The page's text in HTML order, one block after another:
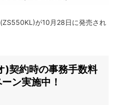
が10月28日に発売され
)契約時の事務手数料
ン実施中！